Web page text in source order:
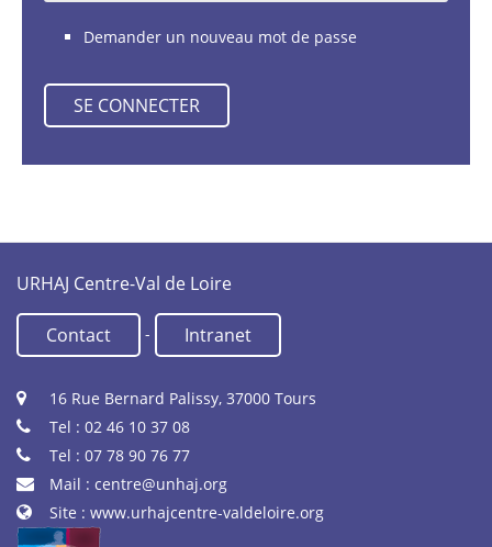
Demander un nouveau mot de passe
URHAJ Centre-Val de Loire
Contact - Intranet
16 Rue Bernard Palissy, 37000 Tours
Tel : 02 46 10 37 08
Tel : 07 78 90 76 77
Mail : centre@unhaj.org
Site : www.urhajcentre-valdeloire.org